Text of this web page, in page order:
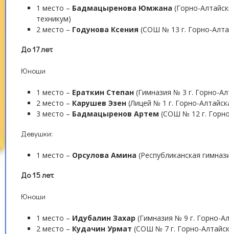
1 место – Бадмацыренова Юмжана (Горно-
техникум)
2 место – Годунова Ксения (СОШ № 13 г. Горно-
До 17 лет
Юноши
1 место – Ераткин Степан (Гимназия № 3 г. Горно-
2 место – Карушев Эзен (Лицей № 1 г. Горно-
3 место – Бадмацыренов Артем (СОШ № 12 г.
Девушки:
1 место – Орсулова Амина (Республиканская
До 15 лет
Юноши
1 место – Идубалин Захар (Гимназия № 9 г. Горно-
2 место – Кудачин Урмат (СОШ № 7 г. Горно-